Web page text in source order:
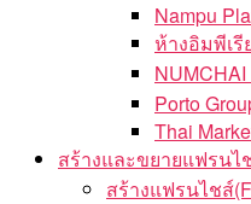
Nampu
ห้างอิมพีเรี
Porto
Thai
สร้างและขยายแฟรนไ
สร้างแฟรนไชส์